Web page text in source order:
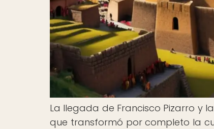
La llegada de Francisco Pizarro y
que transformó por completo la